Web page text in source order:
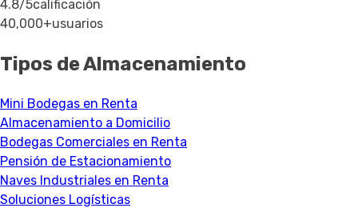
4.8/5calificación
40,000+usuarios
Tipos de Almacenamiento
Mini Bodegas en Renta
Almacenamiento a Domicilio
Bodegas Comerciales en Renta
Pensión de Estacionamiento
Naves Industriales en Renta
Soluciones Logísticas